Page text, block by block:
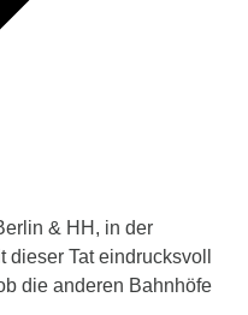
& HH, in der
Tat eindrucksvoll
die anderen Bahnhöfe